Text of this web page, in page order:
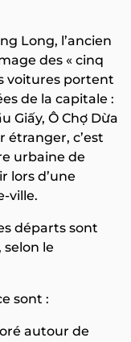
Long, l’ancien
des « cinq
voitures portent
de la capitale :
Giấy, Ô Chợ Dừa
étranger, c’est
urbaine de
lors d’une
ville.
départs sont
selon le
sont :
autour de